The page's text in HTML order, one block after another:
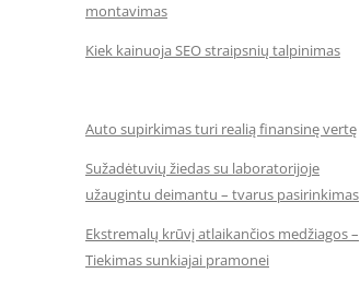
montavimas
Kiek kainuoja SEO straipsnių talpinimas
Auto supirkimas turi realią finansinę vertę
Sužadėtuvių žiedas su laboratorijoje
užaugintu deimantu – tvarus pasirinkimas
Ekstremalų krūvį atlaikančios medžiagos –
Tiekimas sunkiajai pramonei